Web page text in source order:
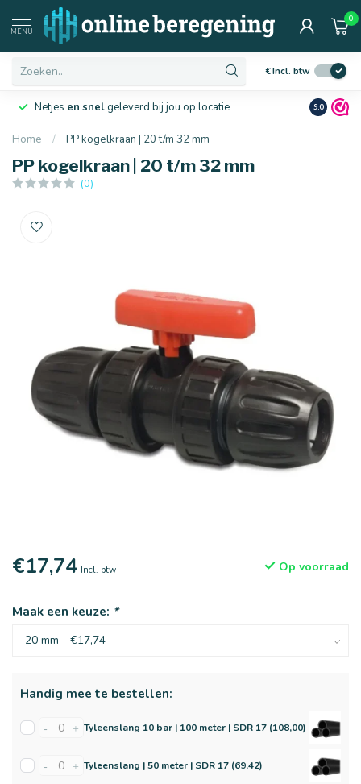
MENU
0
€Incl. btw
Netjes en snelgeleverd bij jou op locatie Ruim10
9.0
Home / PP kogelkraan | 20 t/m 32 mm
PP kogelkraan | 20 t/m 32 mm
(0)
€17,74 Incl. btw Op voorraad
Maak een keuze: *
Handig mee te bestellen:
- + Tyleenslang 10 bar | 100 meter | SDR 17 (108,00)
- + Tyleenslang | 50 meter | SDR 17 (69,42)